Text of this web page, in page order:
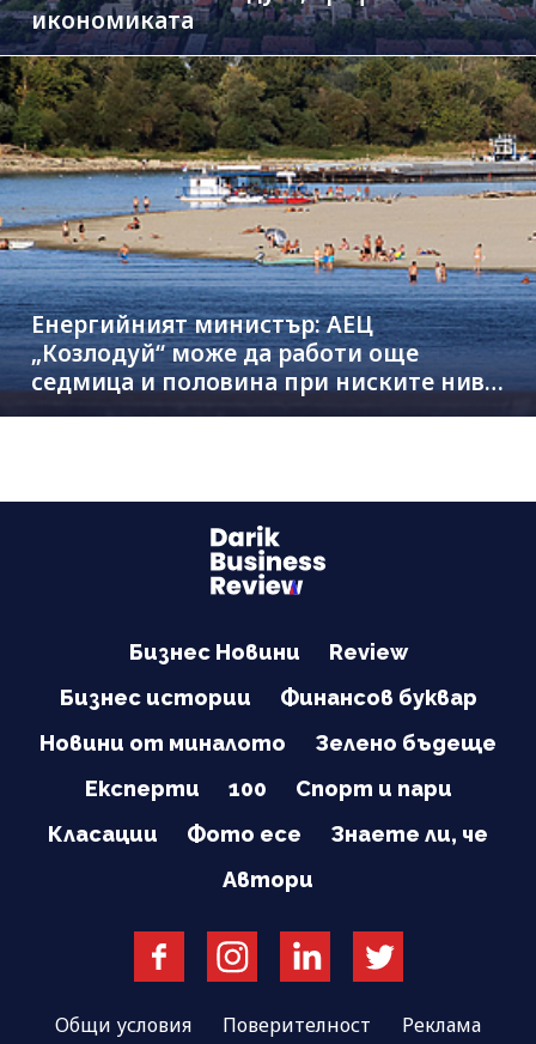
икономиката
Енергийният министър: АЕЦ
„Козлодуй“ може да работи още
седмица и половина при ниските нива
на Дунав
Бизнес Новини
Review
Бизнес истории
Финансов буквар
Новини от миналото
Зелено бъдеще
Експерти
100
Спорт и пари
Класации
Фото есе
Знаете ли, че
Автори
Общи условия Поверителност
Реклама